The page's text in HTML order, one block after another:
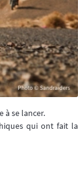
à se lancer.
qui ont fait la